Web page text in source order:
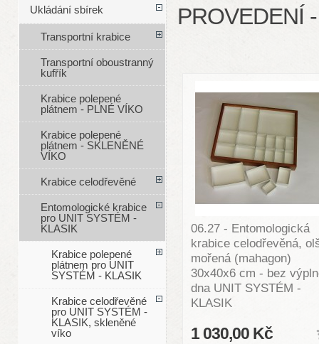
PROVEDENÍ
06.27 - Entomologická
krabice celodřevěná,
mořená (mahagon)
30x40x6 cm - bez
dna UNIT SYSTÉM -
KLASIK
1 030,00 Kč
Ukládání sbírek
Transportní krabice
Transportní oboustranný
kufřík
Krabice polepené
plátnem - PLNÉ VÍKO
Krabice polepené
plátnem - SKLENĚNÉ
VÍKO
Krabice celodřevěné
Entomologické krabice
pro UNIT SYSTÉM -
KLASIK
Krabice polepené
plátnem pro UNIT
SYSTÉM - KLASIK
Krabice celodřevěné
pro UNIT SYSTÉM -
KLASIK, skleněné
víko